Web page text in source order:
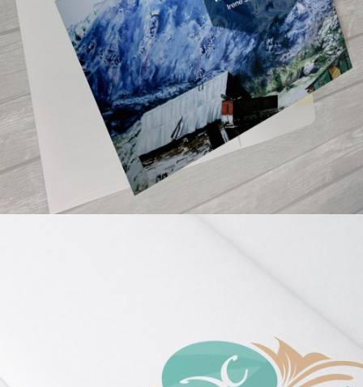
Inclemencias – Irene Sanchez
Diseño Gráfico
Cristina Cruz